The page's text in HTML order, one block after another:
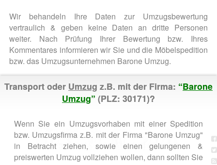
Wir behandeln Ihre Daten zur Umzugsbewertung
vertraulich & geben keine Daten an dritte Personen
weiter. Nach Prüfung Ihrer Bewertung bzw. Ihres
Kommentares informieren wir Sie und die Möbelspedition
bzw. das Umzugsunternehmen Barone Umzug.
Transport oder Umzug z.B. mit der Firma: “Barone
Umzug” (PLZ: 30171)?
Wenn Sie ein Umzugsvorhaben mit einer Spedition
bzw. Umzugsfirma z.B. mit der Firma "Barone Umzug"
in Betracht ziehen, sowie einen gelungenen &
preiswerten Umzug vollziehen wollen, dann sollten Sie